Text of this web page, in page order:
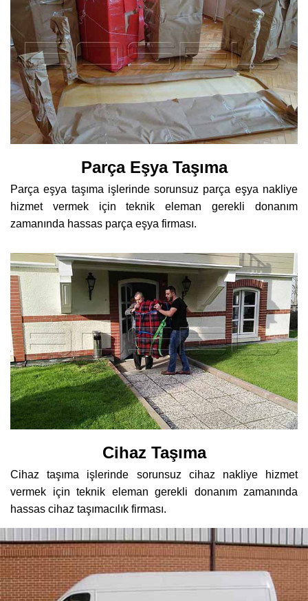
Parça Eşya Taşıma
Parça eşya taşıma işlerinde sorunsuz parça eşya nakliye
hizmet vermek için teknik eleman gerekli donanım
zamanında hassas parça eşya firması.
Cihaz Taşıma
Cihaz taşıma işlerinde sorunsuz cihaz nakliye hizmet
vermek için teknik eleman gerekli donanım zamanında
hassas cihaz taşımacılık firması.